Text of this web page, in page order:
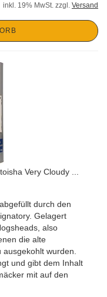
inkl. 19% MwSt. zzgl. Versand
Very Cloudy ...
durch den
Gelagert
also
die alte
wurden.
und gibt dem Inhalt
mit auf den